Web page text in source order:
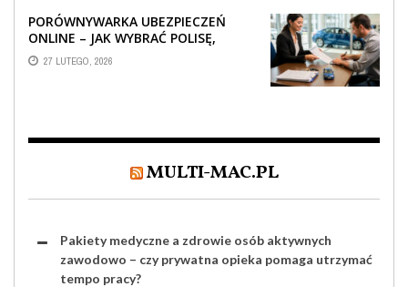
PORÓWNYWARKA UBEZPIECZEŃ
ONLINE – JAK WYBRAĆ POLISĘ,
KTÓRA REALNIE CHRONI TWÓJ
MAJĄTEK?
27 LUTEGO, 2026
MULTI-MAC.PL
Pakiety medyczne a zdrowie osób aktywnych
zawodowo – czy prywatna opieka pomaga utrzymać
tempo pracy?